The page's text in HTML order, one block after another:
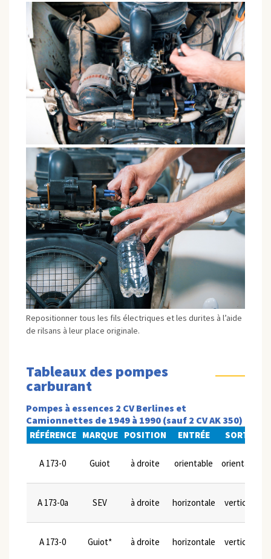
Repositionner tous les fils électriques et les durites à l’aide
de rilsans à leur place originale.
Tableaux des pompes
carburant
Pompes à essences 2 CV Berlines et
Camionnettes de 1949 à 1990 (sauf 2 CV AK 350)
RÉFÉRENCE MARQUE POSITION ENTRÉE SORTIE
A 173-0 Guiot à droite orientable orientable
A 173-0a SEV à droite horizontale verticale
A 173-0 Guiot* à droite horizontale verticale